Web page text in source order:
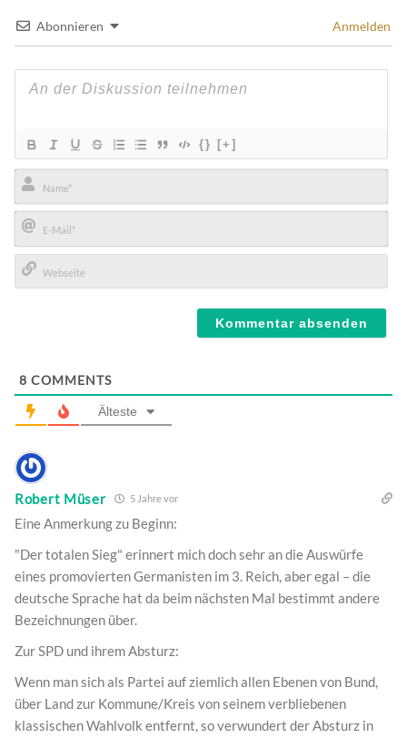
Abonnieren Anmelden
{} [+]
Name*
E-
Mail*
8 COMMENTS
Älteste
Robert Müser 5 Jahre vor
Eine Anmerkung zu Beginn:
"Der totalen Sieg" erinnert mich doch sehr an die Auswürfe
eines promovierten Germanisten im 3. Reich, aber egal – die
deutsche Sprache hat da beim nächsten Mal bestimmt andere
Bezeichnungen über.
Zur SPD und ihrem Absturz:
Wenn man sich als Partei auf ziemlich allen Ebenen von Bund,
über Land zur Kommune/Kreis von seinem verbliebenen
klassischen Wahlvolk entfernt, so verwundert der Absturz in